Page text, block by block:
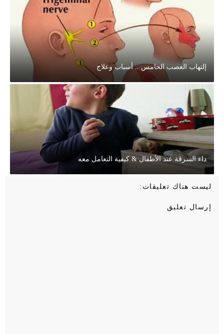
إلتهاب العصب الخامس .. أسباب وعلاج
داء السرقة عند الأطفال & كيفية التعامل معه
ليست هناك تعليقات:
إرسال تعليق